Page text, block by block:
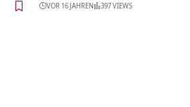
VOR 16 JAHREN 397 VIEWS